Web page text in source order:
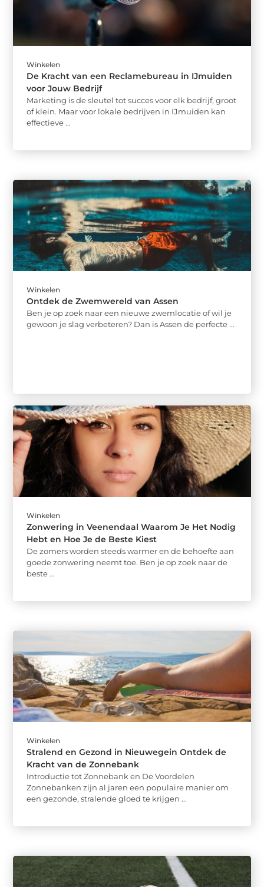
Winkelen
De Kracht van een Reclamebureau in IJmuiden
voor Jouw Bedrijf
Marketing is de sleutel tot succes voor elk bedrijf, groot
of klein. Maar voor lokale bedrijven in IJmuiden kan
effectieve ...
Winkelen
Ontdek de Zwemwereld van Assen
Ben je op zoek naar een nieuwe zwemlocatie of wil je
gewoon je slag verbeteren? Dan is Assen de perfecte ...
Winkelen
Zonwering in Veenendaal Waarom Je Het Nodig
Hebt en Hoe Je de Beste Kiest
De zomers worden steeds warmer en de behoefte aan
goede zonwering neemt toe. Ben je op zoek naar de
beste ...
Winkelen
Stralend en Gezond in Nieuwegein Ontdek de
Kracht van de Zonnebank
Introductie tot Zonnebank en De Voordelen
Zonnebanken zijn al jaren een populaire manier om
een gezonde, stralende gloed te krijgen ...